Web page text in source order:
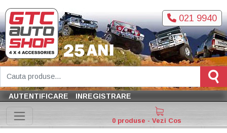
021 9940
AUTENTIFICARE INREGISTRARE
0 produse - Vezi Cos